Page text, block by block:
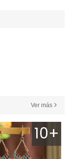
Ver más
10+